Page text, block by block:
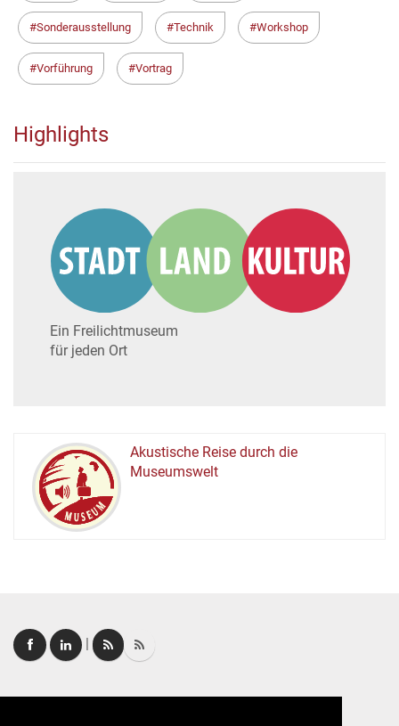
Sonderausstellung Technik Workshop
Vorführung Vortrag
Highlights
Ein Freilichtmuseum
für jeden Ort
MUSEUM
Akustische Reise durch die
Museumswelt